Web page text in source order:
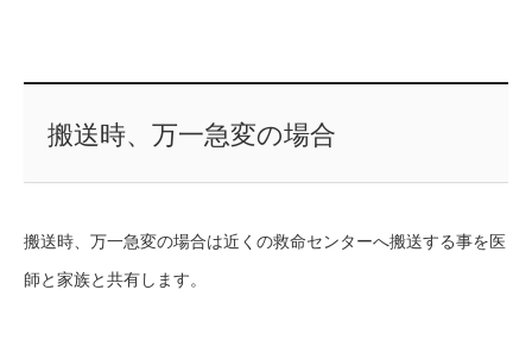
搬送時、万一急変の場合
搬送時、万一急変の場合は近くの救命センターへ搬送する事を医
師と家族と共有します。